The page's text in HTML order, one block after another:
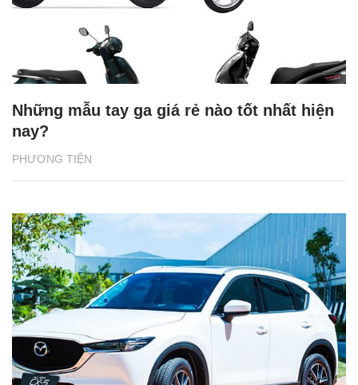
PHƯƠNG TIỆN
Những mẫu tay ga giá rẻ nào tốt nhất hiện
nay?